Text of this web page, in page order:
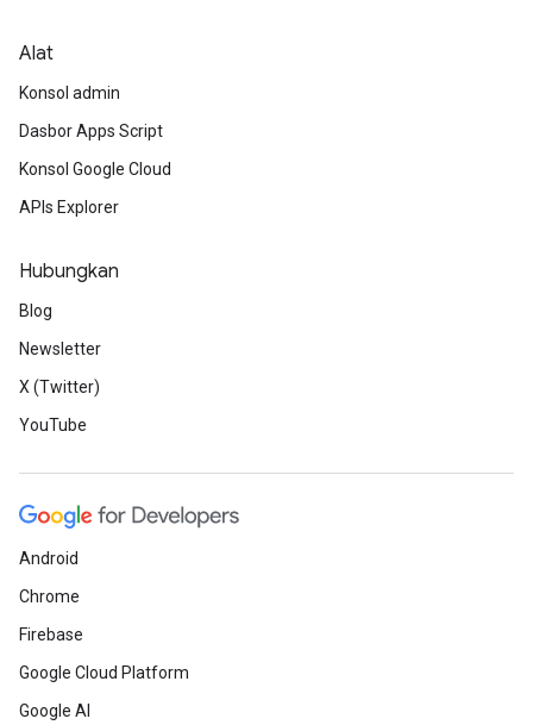
Alat
Konsol admin
Dasbor Apps Script
Konsol Google Cloud
APIs Explorer
Hubungkan
Blog
Newsletter
X (Twitter)
YouTube
Android
Chrome
Firebase
Google Cloud Platform
Google AI